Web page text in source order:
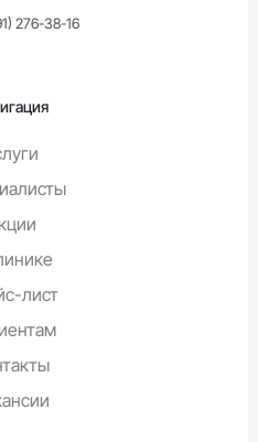
276-38-16
лист
налоговый вычет